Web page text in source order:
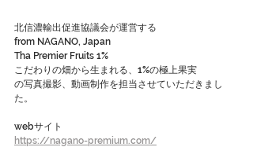
北信濃輸出促進協議会が運営する
from NAGANO, Japan
Tha Premier Fruits 1%
こだわりの畑から生まれる、1%の極上果実
の写真撮影、動画制作を担当させていただきまし
た。
webサイト
https://nagano-premium.com/